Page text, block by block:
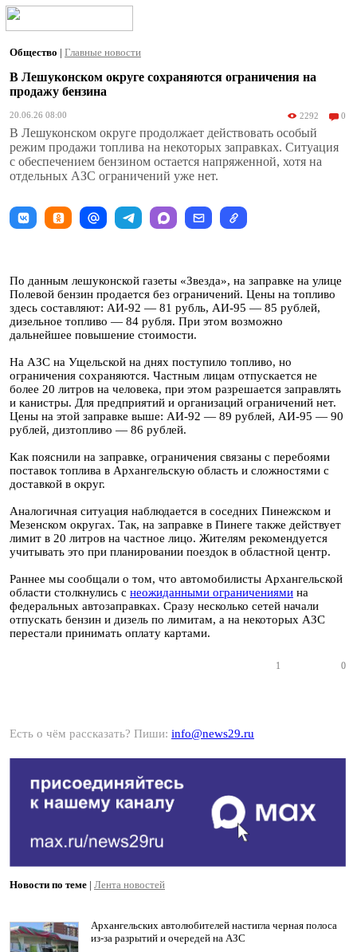
Общество | Главные новости
В Лешуконском округе сохраняются ограничения на
продажу бензина
20.06.26 08:00 2292 0
В Лешуконском округе продолжает действовать особый
режим продажи топлива на некоторых заправках. Ситуация
с обеспечением бензином остается напряженной, хотя на
отдельных АЗС ограничений уже нет.
По данным лешуконской газеты «Звезда», на заправке на улице
Полевой бензин продается без ограничений. Цены на топливо
здесь составляют: АИ-92 — 81 рубль, АИ-95 — 85 рублей,
дизельное топливо — 84 рубля. При этом возможно
дальнейшее повышение стоимости.
На АЗС на Ущельской на днях поступило топливо, но
ограничения сохраняются. Частным лицам отпускается не
более 20 литров на человека, при этом разрешается заправлять
и канистры. Для предприятий и организаций ограничений нет.
Цены на этой заправке выше: АИ-92 — 89 рублей, АИ-95 — 90
рублей, дизтопливо — 86 рублей.
Как пояснили на заправке, ограничения связаны с перебоями
поставок топлива в Архангельскую область и сложностями с
доставкой в округ.
Аналогичная ситуация наблюдается в соседних Пинежском и
Мезенском округах. Так, на заправке в Пинеге также действует
лимит в 20 литров на частное лицо. Жителям рекомендуется
учитывать это при планировании поездок в областной центр.
Раннее мы сообщали о том, что автомобилисты Архангельской
области столкнулись с неожиданными ограничениями на
федеральных автозаправках. Сразу несколько сетей начали
отпускать бензин и дизель по лимитам, а на некоторых АЗС
перестали принимать оплату картами.
1 0
Есть о чём рассказать? Пиши: info@news29.ru
Новости по теме | Лента новостей
Архангельских автолюбителей настигла черная полоса
из-за разрытий и очередей на АЗС